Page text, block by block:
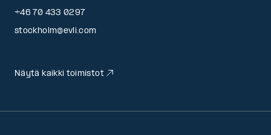
+46 70 433 0297
stockholm@evli.com
Näytä kaikki toimistot